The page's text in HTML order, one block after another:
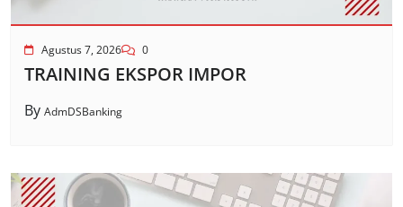
Agustus 7, 2026 0
TRAINING EKSPOR IMPOR
By AdmDSBanking